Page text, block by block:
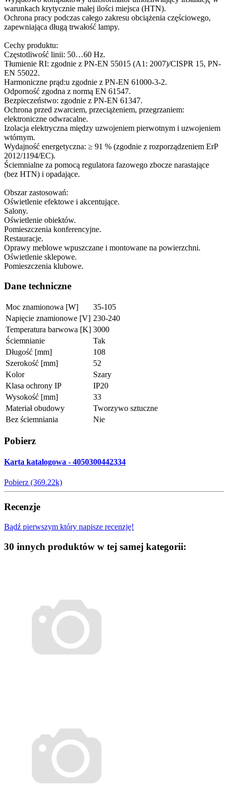
warunkach krytycznie małej ilości miejsca (HTN).
Ochrona pracy podczas całego zakresu obciążenia częściowego,
zapewniająca długą trwałość lampy.
Cechy produktu:
Częstotliwość linii: 50…60 Hz.
Tłumienie RI: zgodnie z PN-EN 55015 (A1: 2007)/CISPR 15, PN-
EN 55022.
Harmoniczne prąd:u zgodnie z PN-EN 61000-3-2.
Odporność zgodna z normą EN 61547.
Bezpieczeństwo: zgodnie z PN-EN 61347.
Ochrona przed zwarciem, przeciążeniem, przegrzaniem:
elektroniczne odwracalne.
Izolacja elektryczna między uzwojeniem pierwotnym i uzwojeniem
wtórnym.
Wydajność energetyczna: ≥ 91 % (zgodnie z rozporządzeniem ErP
2012/1194/EC).
Ściemnialne za pomocą regulatora fazowego zbocze narastające
(bez HTN) i opadające.
Obszar zastosowań:
Oświetlenie efektowe i akcentujące.
Salony.
Oświetlenie obiektów.
Pomieszczenia konferencyjne.
Restauracje.
Oprawy meblowe wpuszczane i montowane na powierzchni.
Oświetlenie sklepowe.
Pomieszczenia klubowe.
Dane techniczne
Moc znamionowa [W]
35-105
Napięcie znamionowe [V] 230-240
Temperatura barwowa [K] 3000
Ściemnianie
Tak
Długość [mm]
108
Szerokość [mm]
52
Kolor
Szary
Klasa ochrony IP
IP20
Wysokość [mm]
33
Materiał obudowy
Tworzywo sztuczne
Bez ściemniania
Nie
Pobierz
Karta katalogowa - 4050300442334
Pobierz (369.22k)
Recenzje
Bądź pierwszym który napisze recenzję!
30 innych produktów w tej samej kategorii: